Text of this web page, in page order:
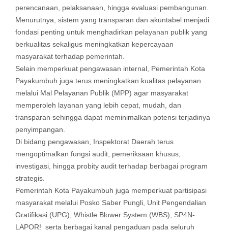
perencanaan, pelaksanaan, hingga evaluasi pembangunan.
Menurutnya, sistem yang transparan dan akuntabel menjadi
fondasi penting untuk menghadirkan pelayanan publik yang
berkualitas sekaligus meningkatkan kepercayaan
masyarakat terhadap pemerintah.
Selain memperkuat pengawasan internal, Pemerintah Kota
Payakumbuh juga terus meningkatkan kualitas pelayanan
melalui Mal Pelayanan Publik (MPP) agar masyarakat
memperoleh layanan yang lebih cepat, mudah, dan
transparan sehingga dapat meminimalkan potensi terjadinya
penyimpangan.
Di bidang pengawasan, Inspektorat Daerah terus
mengoptimalkan fungsi audit, pemeriksaan khusus,
investigasi, hingga probity audit terhadap berbagai program
strategis.
Pemerintah Kota Payakumbuh juga memperkuat partisipasi
masyarakat melalui Posko Saber Pungli, Unit Pengendalian
Gratifikasi (UPG), Whistle Blower System (WBS), SP4N-
LAPOR! serta berbagai kanal pengaduan pada seluruh